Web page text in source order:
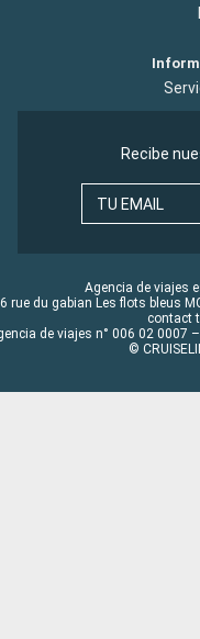
Recibe
TU EMAIL
Agencia de viajes
rue du gabian Les flots bleus
contact
de viajes n° 006 02 0007
©